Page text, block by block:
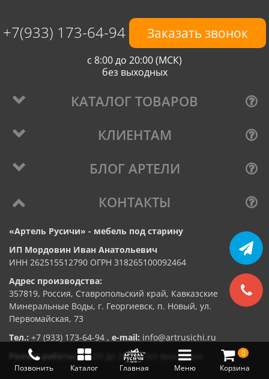
Меню
Позвонить Каталог Главная
0
Корзина
+7(933) 173-64-94 Заказать звонок
с 8:00 до 20:00 (МСК)
без выходных
КАТАЛОГ ТОВАРОВ
КЛИЕНТАМ
БЛОГ АРТЕЛИ
КОНТАКТЫ
«Артель Русичи» - мебель под старину
ИП Мордовин Иван Анатольевич
ИНН 262515512790 ОГРН 318265100092464
Адрес производства:
357819, Россия, Ставропольский край, Кавказские
Минеральные Воды, г. Георгиевск, п. Новый, ул.
Первомайская, 73
Тел.: +7 (933) 173-64-94 , e-mail: info@artrusichi.ru
Режим работы:с 8:00 до 20:00, без выходных